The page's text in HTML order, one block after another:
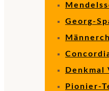
Georg-
Denkmal
Pionier-